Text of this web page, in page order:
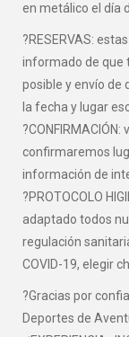
en metálico el día
?RESERVAS:
informado de que
posible y envío de
la fecha y lugar
confirmaremos
información de
?PROTOCOLO
adaptado todos
regulación
COVID-19, elegir
?Gracias por
Deportes de